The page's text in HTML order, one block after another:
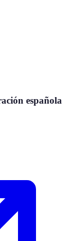
española